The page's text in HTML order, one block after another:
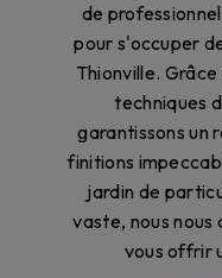
de
pour s'occuper
Thionville.
techniques
garantissons un
finitions
jardin de
vaste, nous nous
vous offrir